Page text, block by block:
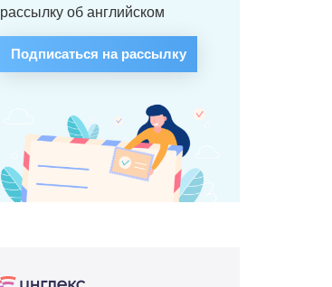
рассылку об английском
Подписаться на рассылку